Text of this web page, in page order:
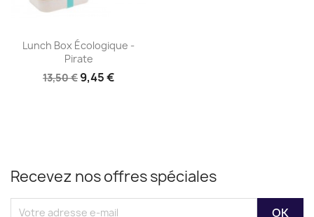
Aperçu rapide
Lunch Box Écologique -
Pirate
13,50 € 9,45 €
Recevez nos offres spéciales